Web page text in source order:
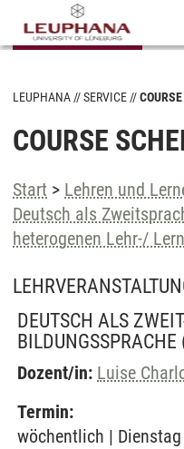
LEUPHANA SERVICE
COURSE
Start > Lehren und
Deutsch als
heterogenen Lehr-/
DEUTSCH ALS
Dozent/in: Luise
Termin:
wöchentlich |